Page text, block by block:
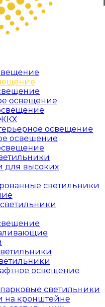
освещение
освещение
освещение
для высоких
светильники
освещение
светильники
на кронштейне